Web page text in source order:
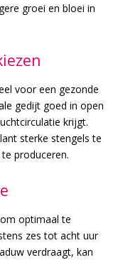
groei en bloei in
voor een gezonde
gedijt goed in open
krijgt.
sterke stengels te
produceren.
optimaal te
zes tot acht uur
verdraagt, kan